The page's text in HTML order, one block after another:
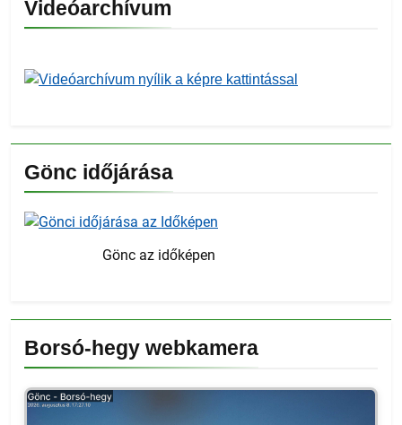
Videóarchívum
Gönc időjárása
Gönc az időképen
Borsó-hegy webkamera